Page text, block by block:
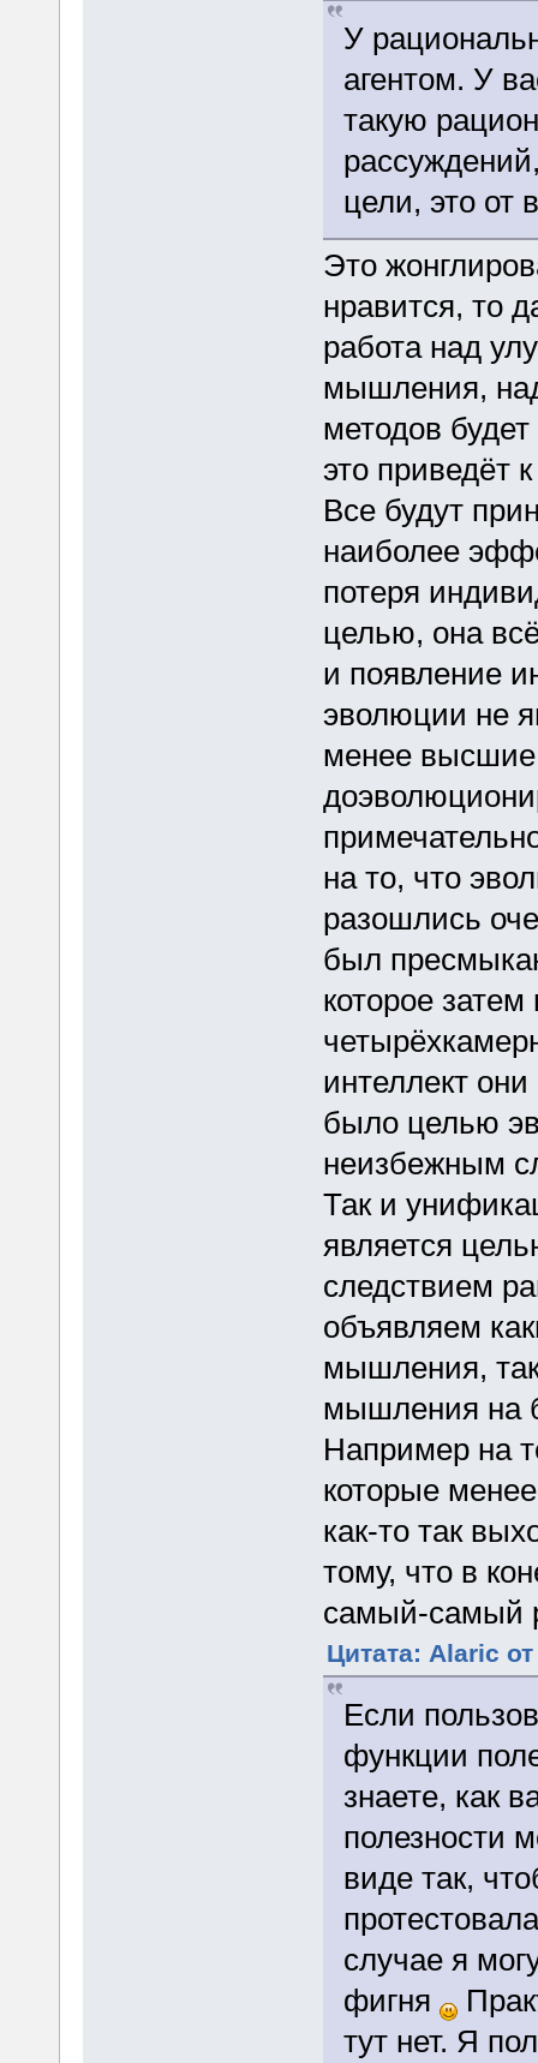
У
агентом. У
такую
цели, это от
Это
нравится, то
работа над
мышления,
методов
это приведёт
Все будут
наиболее
потеря
целью, она
и появление
эволюции не
менее высшие
на то, что
разошлись
был
которое
интеллект
было целью
неизбежным
Так и
является
следствием
объявляем
мышления,
мышления на
Например на
которые
как-то так
тому, что в
самый-самый
Цитата: Alaric
Если
функции
знаете, как
полезности
виде так,
случае я
фигня
тут нет. Я